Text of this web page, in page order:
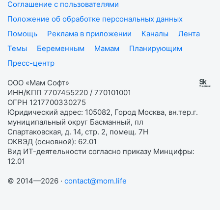
Соглашение с пользователями
Положение об обработке персональных данных
Помощь
Реклама в приложении Каналы
Лента
Темы
Беременным Мамам
Планирующим
Пресс-центр
ООО «Мам Софт»
ИНН/КПП 7707455220 / 770101001
ОГРН 1217700330275
Юридический адрес: 105082, Город Москва, вн.тер.г.
муниципальный округ Басманный, пл
Спартаковская, д. 14, стр. 2, помещ. 7Н
ОКВЭД (основной): 62.01
Вид ИТ-деятельности согласно приказу Минцифры:
12.01
© 2014—2026 · contact@mom.life